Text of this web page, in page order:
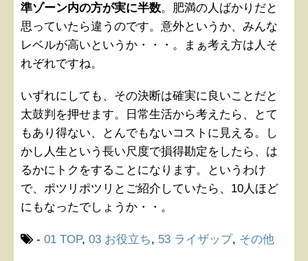
準ゾーン内の方が実に半数。肥満の人ばかりだと
思っていたら違うのです。意外というか、みんな
レベルが高いというか・・・。まぁ考え方は人そ
れぞれですね。
いずれにしても、その決断は確実に良いことだと
太鼓判を押せます。日常生活から考えたら、とて
もあり得ない、とんでもないコストに見える。し
かし人生という長い尺度で損得勘定をしたら、は
るかにトクをすることになります。というわけ
で、ポツリポツリとご紹介していたら、10人ほど
にもなったでしょうか・・。
- 01 TOP, 03 お役立ち, 53 ライザップ, その他